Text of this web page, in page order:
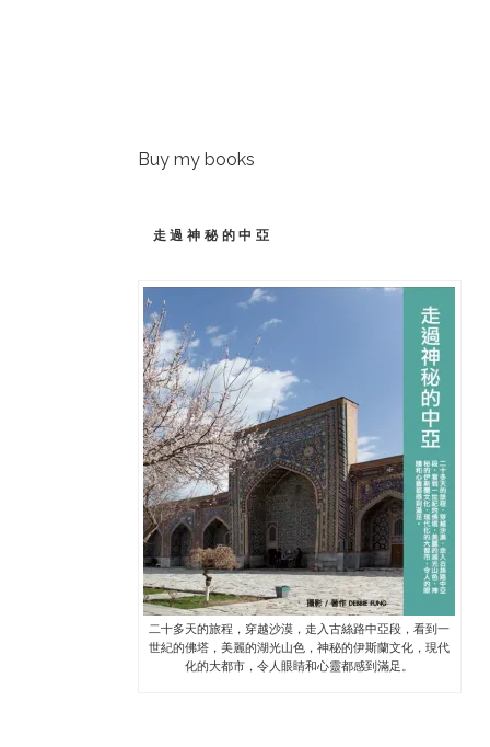
Buy my books
走過神秘的中亞
二十多天的旅程，穿越沙漠，走入古絲路中亞段，看到一
世紀的佛塔，美麗的湖光山色，神秘的伊斯蘭文化，現代
化的大都市，令人眼睛和心靈都感到滿足。